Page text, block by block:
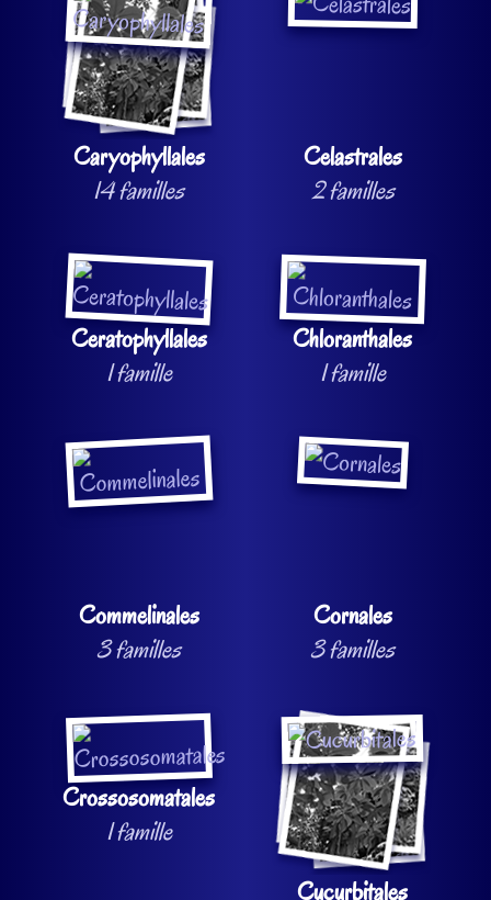
Caryophyllales
14 familles
Celastrales
2 familles
Ceratophyllales
1 famille
Chloranthales
1 famille
Commelinales
3 familles
Cornales
3 familles
Crossosomatales
1 famille
Cucurbitales